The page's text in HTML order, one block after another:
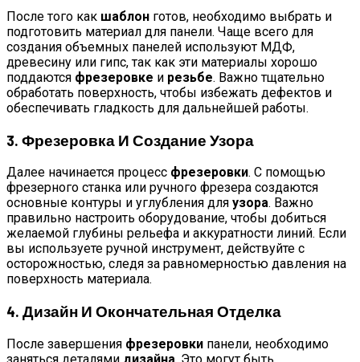
После того как шаблон готов, необходимо выбрать и
подготовить материал для панели. Чаще всего для
создания объемных панелей используют МДФ,
древесину или гипс, так как эти материалы хорошо
поддаются фрезеровке и резьбе. Важно тщательно
обработать поверхность, чтобы избежать дефектов и
обеспечивать гладкость для дальнейшей работы.
3. Фрезеровка И Создание Узора
Далее начинается процесс фрезеровки. С помощью
фрезерного станка или ручного фрезера создаются
основные контуры и углубления для узора. Важно
правильно настроить оборудование, чтобы добиться
желаемой глубины рельефа и аккуратности линий. Если
вы используете ручной инструмент, действуйте с
осторожностью, следя за равномерностью давления на
поверхность материала.
4. Дизайн И Окончательная Отделка
После завершения фрезеровки панели, необходимо
заняться деталями дизайна. Это могут быть